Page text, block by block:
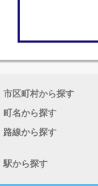
市区町村から探す
町名から探す
路線から探す
駅から探す